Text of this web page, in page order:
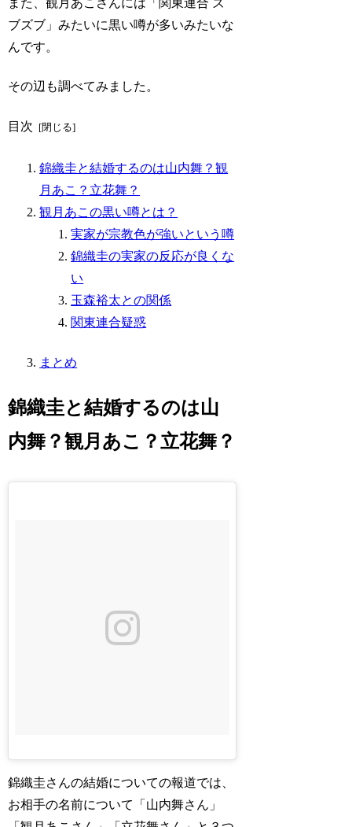
ブズブ」みたいに黒い噂が多いみたいな
んです。
その辺も調べてみました。
目次
錦織圭と結婚するのは山内舞？観
月あこ？立花舞？
観月あこの黒い噂とは？
実家が宗教色が強いという噂
錦織圭の実家の反応が良くな
い
玉森裕太との関係
関東連合疑惑
まとめ
錦織圭と結婚するのは山
内舞？観月あこ？立花舞？
錦織圭さんの結婚についての報道では、
お相手の名前について「山内舞さん」